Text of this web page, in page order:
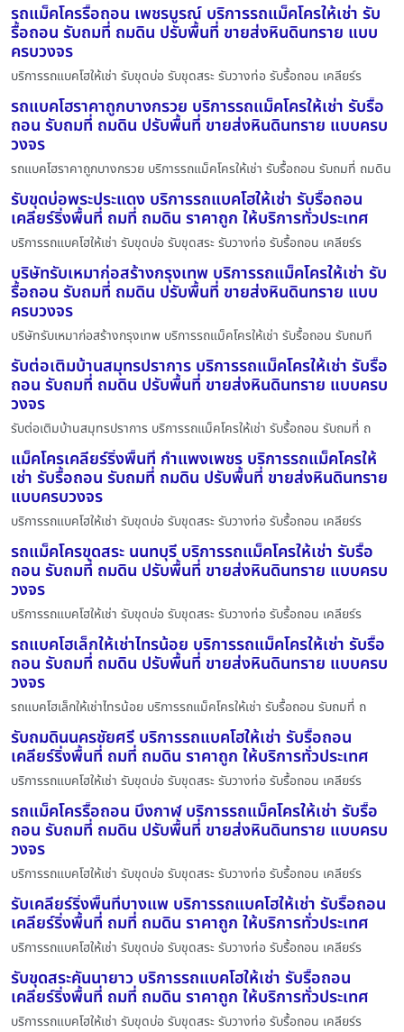
รถแม็คโครรื้อถอน เพชรบูรณ์ บริการรถแม็คโครให้เช่า รับ
รื้อถอน รับถมที่ ถมดิน ปรับพื้นที่ ขายส่งหินดินทราย แบบ
ครบวงจร
บริการรถแบคโฮให้เช่า รับขุดบ่อ รับขุดสระ รับวางท่อ รับรื้อถอน เคลียร์ร
รถแบคโฮราคาถูกบางกรวย บริการรถแม็คโครให้เช่า รับรื้อ
ถอน รับถมที่ ถมดิน ปรับพื้นที่ ขายส่งหินดินทราย แบบครบ
วงจร
รถแบคโฮราคาถูกบางกรวย บริการรถแม็คโครให้เช่า รับรื้อถอน รับถมที่ ถมดิน
รับขุดบ่อพระประแดง บริการรถแบคโฮให้เช่า รับรื้อถอน
เคลียร์ริ่งพื้นที่ ถมที่ ถมดิน ราคาถูก ให้บริการทั่วประเทศ
บริการรถแบคโฮให้เช่า รับขุดบ่อ รับขุดสระ รับวางท่อ รับรื้อถอน เคลียร์ร
บริษัทรับเหมาก่อสร้างกรุงเทพ บริการรถแม็คโครให้เช่า รับ
รื้อถอน รับถมที่ ถมดิน ปรับพื้นที่ ขายส่งหินดินทราย แบบ
ครบวงจร
บริษัทรับเหมาก่อสร้างกรุงเทพ บริการรถแม็คโครให้เช่า รับรื้อถอน รับถมที
รับต่อเติมบ้านสมุทรปราการ บริการรถแม็คโครให้เช่า รับรื้อ
ถอน รับถมที่ ถมดิน ปรับพื้นที่ ขายส่งหินดินทราย แบบครบ
วงจร
รับต่อเติมบ้านสมุทรปราการ บริการรถแม็คโครให้เช่า รับรื้อถอน รับถมที่ ถ
แม็คโครเคลียร์ริ่งพื้นที่ กำแพงเพชร บริการรถแม็คโครให้
เช่า รับรื้อถอน รับถมที่ ถมดิน ปรับพื้นที่ ขายส่งหินดินทราย
แบบครบวงจร
บริการรถแบคโฮให้เช่า รับขุดบ่อ รับขุดสระ รับวางท่อ รับรื้อถอน เคลียร์ร
รถแม็คโครขุดสระ นนทบุรี บริการรถแม็คโครให้เช่า รับรื้อ
ถอน รับถมที่ ถมดิน ปรับพื้นที่ ขายส่งหินดินทราย แบบครบ
วงจร
บริการรถแบคโฮให้เช่า รับขุดบ่อ รับขุดสระ รับวางท่อ รับรื้อถอน เคลียร์ร
รถแบคโฮเล็กให้เช่าไทรน้อย บริการรถแม็คโครให้เช่า รับรื้อ
ถอน รับถมที่ ถมดิน ปรับพื้นที่ ขายส่งหินดินทราย แบบครบ
วงจร
รถแบคโฮเล็กให้เช่าไทรน้อย บริการรถแม็คโครให้เช่า รับรื้อถอน รับถมที่ ถ
รับถมดินนครชัยศรี บริการรถแบคโฮให้เช่า รับรื้อถอน
เคลียร์ริ่งพื้นที่ ถมที่ ถมดิน ราคาถูก ให้บริการทั่วประเทศ
บริการรถแบคโฮให้เช่า รับขุดบ่อ รับขุดสระ รับวางท่อ รับรื้อถอน เคลียร์ร
รถแม็คโครรื้อถอน บึงกาฬ บริการรถแม็คโครให้เช่า รับรื้อ
ถอน รับถมที่ ถมดิน ปรับพื้นที่ ขายส่งหินดินทราย แบบครบ
วงจร
บริการรถแบคโฮให้เช่า รับขุดบ่อ รับขุดสระ รับวางท่อ รับรื้อถอน เคลียร์ร
รับเคลียร์ริ่งพื้นที่บางแพ บริการรถแบคโฮให้เช่า รับรื้อถอน
เคลียร์ริ่งพื้นที่ ถมที่ ถมดิน ราคาถูก ให้บริการทั่วประเทศ
บริการรถแบคโฮให้เช่า รับขุดบ่อ รับขุดสระ รับวางท่อ รับรื้อถอน เคลียร์ร
รับขุดสระคันนายาว บริการรถแบคโฮให้เช่า รับรื้อถอน
เคลียร์ริ่งพื้นที่ ถมที่ ถมดิน ราคาถูก ให้บริการทั่วประเทศ
บริการรถแบคโฮให้เช่า รับขุดบ่อ รับขุดสระ รับวางท่อ รับรื้อถอน เคลียร์ร